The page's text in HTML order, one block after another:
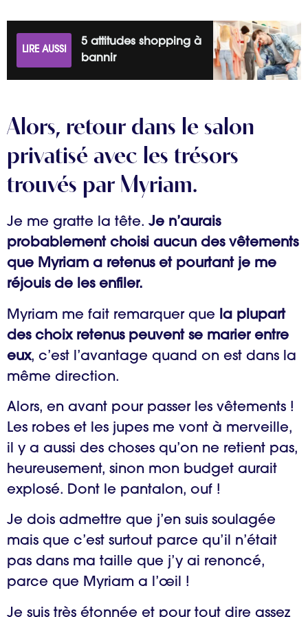
LIRE AUSSI
5 attitudes shopping à
bannir
Alors, retour dans le salon
privatisé avec les trésors
trouvés par Myriam.
Je me gratte la tête. Je n’aurais
probablement choisi aucun des vêtements
que Myriam a retenus et pourtant je me
réjouis de les enfiler.
Myriam me fait remarquer que la plupart
des choix retenus peuvent se marier entre
eux, c’est l’avantage quand on est dans la
même direction.
Alors, en avant pour passer les vêtements !
Les robes et les jupes me vont à merveille,
il y a aussi des choses qu’on ne retient pas,
heureusement, sinon mon budget aurait
explosé. Dont le pantalon, ouf !
Je dois admettre que j’en suis soulagée
mais que c’est surtout parce qu’il n’était
pas dans ma taille que j’y ai renoncé,
parce que Myriam a l’œil !
Je suis très étonnée et pour tout dire assez